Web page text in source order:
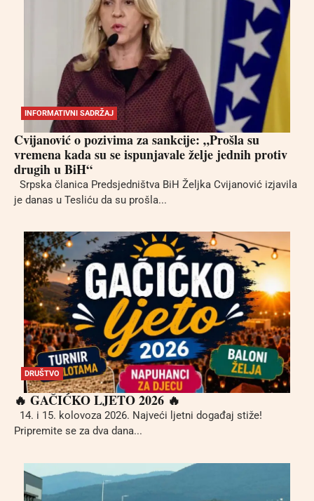
INFORMATIVNI SADRŽAJ
Cvijanović o pozivima za sankcije: „Prošla su
vremena kada su se ispunjavale želje jednih protiv
drugih u BiH“
Srpska članica Predsjedništva BiH Željka Cvijanović izjavila
je danas u Tesliću da su prošla...
DRUŠTVO
🔥 GAČIĆKO LJETO 2026 🔥
14. i 15. kolovoza 2026. Najveći ljetni događaj stiže!
Pripremite se za dva dana...